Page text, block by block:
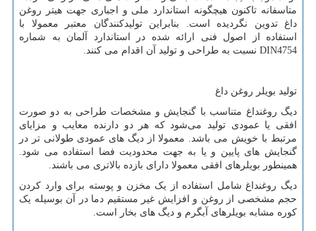
متاسفانه تاکنون هیچگونه استاندارد ملی و اجباری جهت هیتر روغن
داغ تدوین نگردیده است. بنابراین تولیدکنندگان معتبر معمولا با
استفاده از اصول فنی ارائه شده در استاندارد آلمان به شماره
DIN4754 نسبت به طراحی و تولید آن اقدام می کنند.
تولید بویلر روغن داغ
دیگ روغنداغ متناسب با گنجایش و مشخصات طراحی به دو صورت
افقی یا عمودی تولید می‌شود که هر دو دارنده معایب و مزایای
مرتبط با خویش می باشد. معمولا از دیگ های عمودی طولانی تر در
گنجایش های پایین و یا به جهت محدودیت فضا استفاده می شود.
همینطور بویلرهای افقی معمولا دارای بازده بالاتری می باشند.
دیگ روغنداغ شامل استفاده از یک مخزن و پوسته برای وارد کردن
حجم مشخصی از روغن و افزایش غیر مستقیم دما در آن بوسیله یک
کوره مشابه بویلرهای آبگرم و دیگ های بخار است.